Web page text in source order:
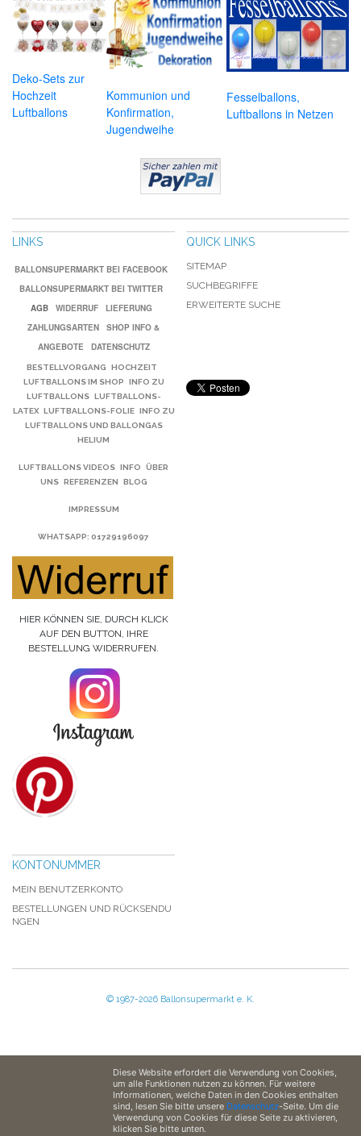
Deko-Sets zur
Hochzeit
Luftballons
Kommunion und
Konfirmation,
Jugendweihe
Fesselballons,
Luftballons in Netzen
LINKS
BALLONSUPERMARKT BEI FACEBOOK
BALLONSUPERMARKT BEI TWITTER
AGB
WIDERRUF
LIEFERUNG
ZAHLUNGSARTEN
SHOP INFO &
ANGEBOTE
DATENSCHUTZ
BESTELLVORGANG
HOCHZEIT
LUFTBALLONS IM SHOP
INFO ZU
LUFTBALLONS LUFTBALLONS-
LATEX LUFTBALLONS-FOLIE INFO ZU
LUFTBALLONS UND BALLONGAS
HELIUM
LUFTBALLONS VIDEOS INFO
ÜBER
UNS REFERENZEN BLOG
IMPRESSUM
WHATSAPP: 01729196097
HIER KÖNNEN SIE, DURCH KLICK
AUF DEN BUTTON, IHRE
BESTELLUNG WIDERRUFEN.
QUICK LINKS
SITEMAP
SUCHBEGRIFFE
ERWEITERTE SUCHE
KONTONUMMER
MEIN BENUTZERKONTO
BESTELLUNGEN UND RÜCKSENDU
NGEN
© 1987-2026 Ballonsupermarkt e. K.
Diese Website erfordert die Verwendung von Cookies,
um alle Funktionen nutzen zu können. Für weitere
Informationen, welche Daten in den Cookies enthalten
sind, lesen Sie bitte unsere Datenschutz-Seite. Um die
Verwendung von Cookies für diese Seite zu aktivieren,
klicken Sie bitte unten.